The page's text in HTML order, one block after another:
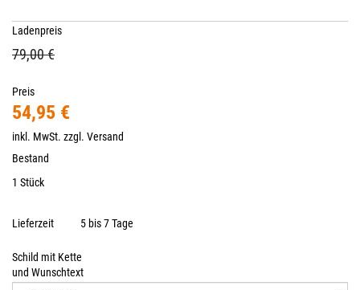
Ladenpreis
79,00 €
Preis
54,95 €
inkl. MwSt. zzgl. Versand
Bestand
1 Stück
Lieferzeit 5 bis 7 Tage
Schild mit Kette
und Wunschtext